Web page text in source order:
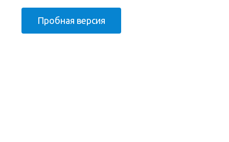
Пробная версия